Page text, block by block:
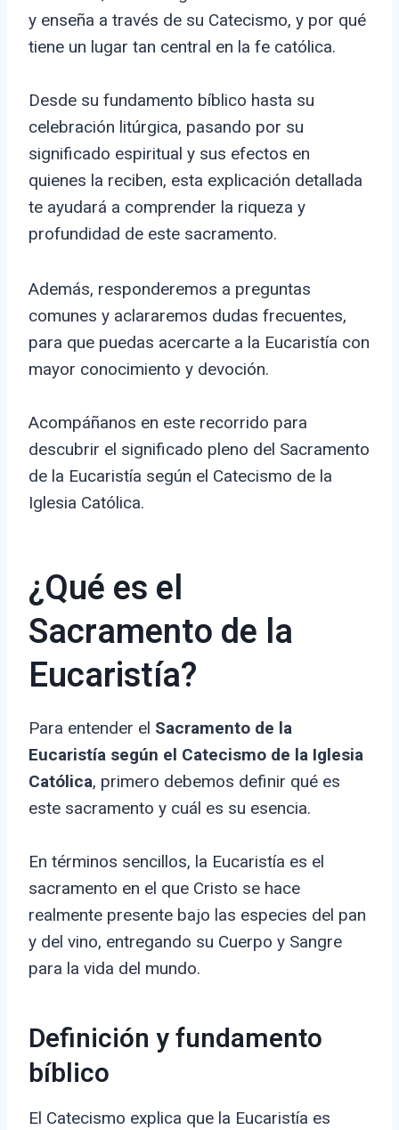
y enseña a través de su Catecismo, y por qué
tiene un lugar tan central en la fe católica.
Desde su fundamento bíblico hasta su
celebración litúrgica, pasando por su
significado espiritual y sus efectos en
quienes la reciben, esta explicación detallada
te ayudará a comprender la riqueza y
profundidad de este sacramento.
Además, responderemos a preguntas
comunes y aclararemos dudas frecuentes,
para que puedas acercarte a la Eucaristía con
mayor conocimiento y devoción.
Acompáñanos en este recorrido para
descubrir el significado pleno del Sacramento
de la Eucaristía según el Catecismo de la
Iglesia Católica.
¿Qué es el
Sacramento de la
Eucaristía?
Para entender el Sacramento de la
Eucaristía según el Catecismo de la Iglesia
Católica, primero debemos definir qué es
este sacramento y cuál es su esencia.
En términos sencillos, la Eucaristía es el
sacramento en el que Cristo se hace
realmente presente bajo las especies del pan
y del vino, entregando su Cuerpo y Sangre
para la vida del mundo.
Definición y fundamento
bíblico
El Catecismo explica que la Eucaristía es